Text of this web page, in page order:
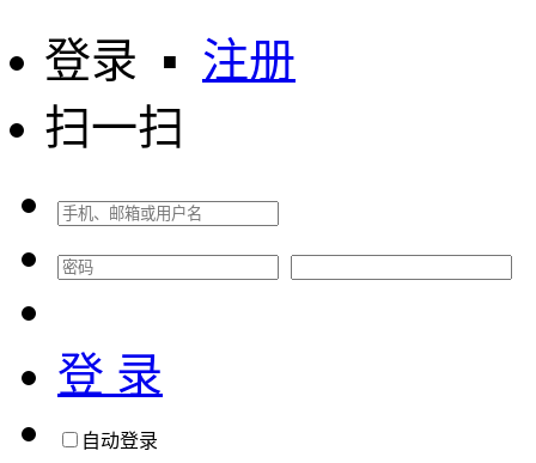
登录 ▪ 注册
扫一扫
登 录
自动登录